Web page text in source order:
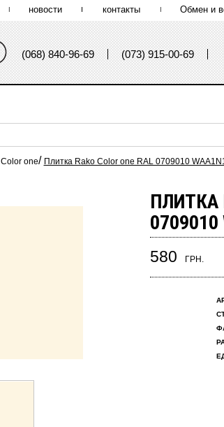
новости контакты Обмен и
(073) 915-00-69
(068) 840-96-69
Color one/ Плитка Rako Color one RAL 0709010
ПЛИТКА
0709010
580 ГРН.